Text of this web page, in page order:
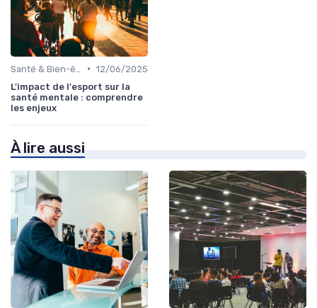
• 12/06/2025
L'impact de l'esport sur la
santé mentale : comprendre
les enjeux
À lire aussi